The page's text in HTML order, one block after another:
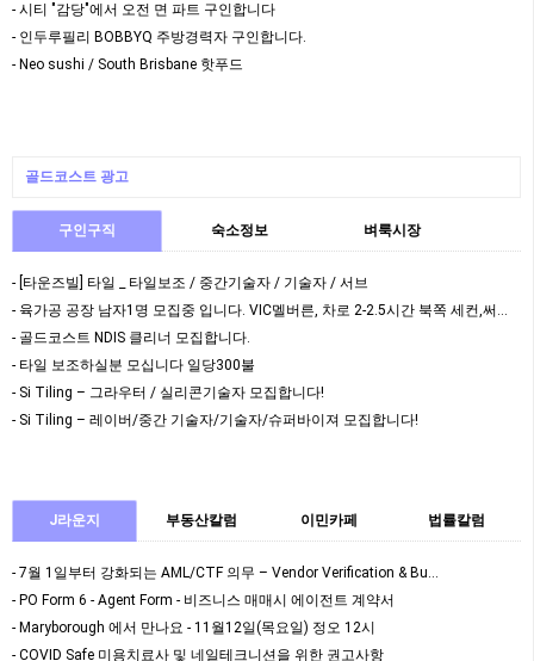
- 시티 "감당"에서 오전 면 파트 구인합니다
- 인두루필리 BOBBYQ 주방경력자 구인합니다.
- Neo sushi / South Brisbane 핫푸드
골드코스트 광고
구인구직 숙소정보 벼룩시장
- [타운즈빌] 타일 _ 타일보조 / 중간기술자 / 기술자 / 서브
- 육가공 공장 남자1명 모집중 입니다. VIC멜버른, 차로 2-2.5시간 북쪽 세컨,써드 가…
- 골드코스트 NDIS 클리너 모집합니다.
- 타일 보조하실분 모십니다 일당300불
- Si Tiling – 그라우터 / 실리콘기술자 모집합니다!
- Si Tiling – 레이버/중간 기술자/기술자/슈퍼바이져 모집합니다!
J라운지 부동산칼럼 이민카페 법률칼럼
- 7월 1일부터 강화되는 AML/CTF 의무 – Vendor Verification & Bu…
- PO Form 6 - Agent Form - 비즈니스 매매시 에이전트 계약서
- Maryborough 에서 만나요 - 11월12일(목요일) 정오 12시
- COVID Safe 미용치료사 및 네일테크니션을 위한 권고사항